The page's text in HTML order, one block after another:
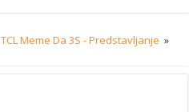
TCL Meme Da 3S - Predstavljanje »